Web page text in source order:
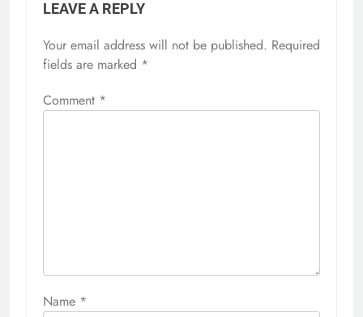
LEAVE A REPLY
Your email address will not be published. Required
fields are marked *
Comment *
Name *